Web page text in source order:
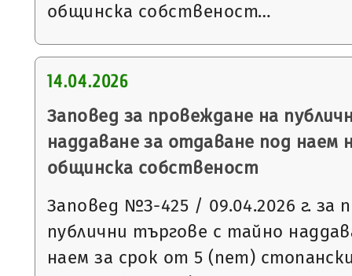
общинска собственост…
14.04.2026
Заповед за провеждане на
наддаване за отдаване под
общинска собственост
Заповед №З-425 / 09.04.2026 г. за
публични търгове с тайно
наем за срок от 5 (пет)